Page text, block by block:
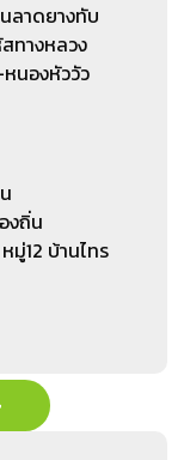
ลาดยางทับ
ทางหลวง
นองหัววัว
งถิ่น
12 บ้านไทร